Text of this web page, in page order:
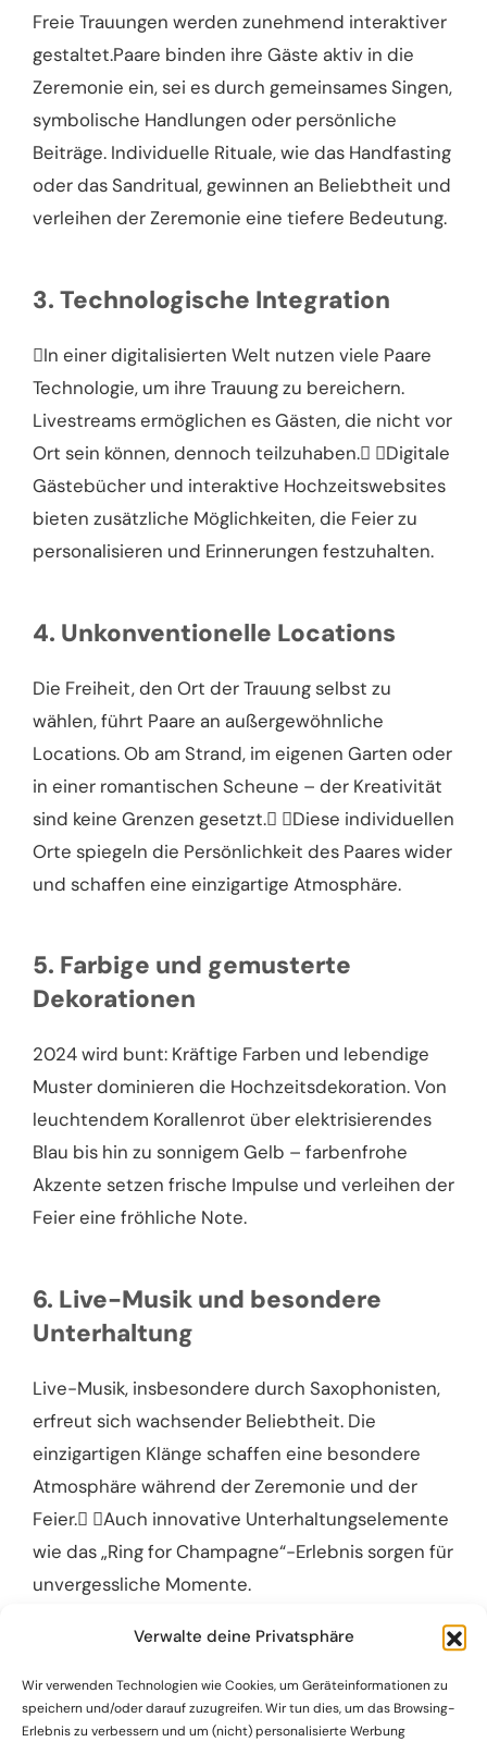
Verwalte deine Privatsphäre
Wir verwenden Technologien wie Cookies, um Geräteinformationen zu
speichern und/oder darauf zuzugreifen. Wir tun dies, um das Browsing-
Erlebnis zu verbessern und um (nicht) personalisierte Werbung
Freie Trauungen werden zunehmend interaktiver
gestaltet.Paare binden ihre Gäste aktiv in die
Zeremonie ein, sei es durch gemeinsames Singen,
symbolische Handlungen oder persönliche
Beiträge. Individuelle Rituale, wie das Handfasting
oder das Sandritual, gewinnen an Beliebtheit und
verleihen der Zeremonie eine tiefere Bedeutung.
3. Technologische Integration
In einer digitalisierten Welt nutzen viele Paare
Technologie, um ihre Trauung zu bereichern.
Livestreams ermöglichen es Gästen, die nicht vor
Ort sein können, dennoch teilzuhaben. Digitale
Gästebücher und interaktive Hochzeitswebsites
bieten zusätzliche Möglichkeiten, die Feier zu
personalisieren und Erinnerungen festzuhalten.
4. Unkonventionelle Locations
Die Freiheit, den Ort der Trauung selbst zu
wählen, führt Paare an außergewöhnliche
Locations. Ob am Strand, im eigenen Garten oder
in einer romantischen Scheune – der Kreativität
sind keine Grenzen gesetzt. Diese individuellen
Orte spiegeln die Persönlichkeit des Paares wider
und schaffen eine einzigartige Atmosphäre.
5. Farbige und gemusterte
Dekorationen
2024 wird bunt: Kräftige Farben und lebendige
Muster dominieren die Hochzeitsdekoration. Von
leuchtendem Korallenrot über elektrisierendes
Blau bis hin zu sonnigem Gelb – farbenfrohe
Akzente setzen frische Impulse und verleihen der
Feier eine fröhliche Note.
6. Live-Musik und besondere
Unterhaltung
Live-Musik, insbesondere durch Saxophonisten,
erfreut sich wachsender Beliebtheit. Die
einzigartigen Klänge schaffen eine besondere
Atmosphäre während der Zeremonie und der
Feier. Auch innovative Unterhaltungselemente
wie das „Ring for Champagne“-Erlebnis sorgen für
unvergessliche Momente.
Feiern